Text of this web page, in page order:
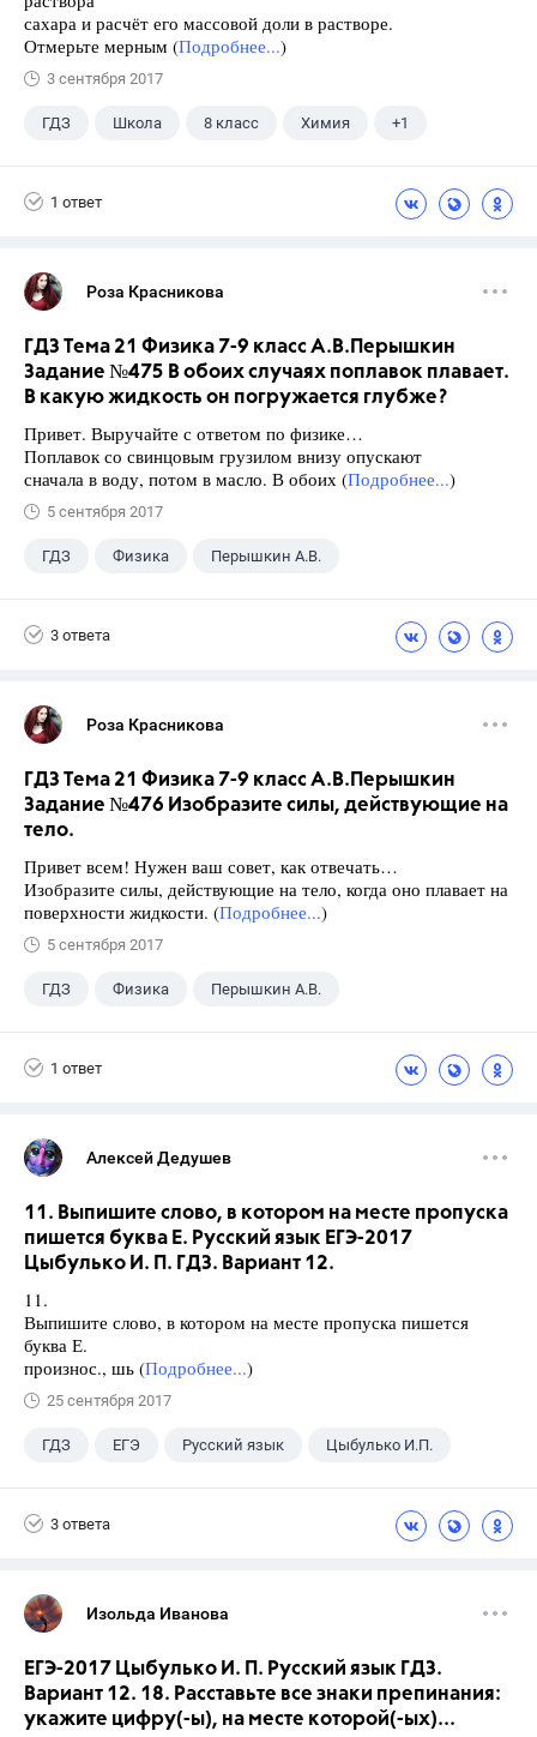
сахара и расчёт его массовой доли в растворе.
Отмерьте мерным (Подробнее...)
3 сентября 2017
ГДЗ Школа 8 класс Химия +1
1 ответ
Роза Красникова
ГДЗ Тема 21 Физика 7-9 класс А.В.Перышкин
Задание №475 В обоих случаях поплавок плавает.
В какую жидкость он погружается глубже?
Привет. Выручайте с ответом по физике…
Поплавок со свинцовым грузилом внизу опускают
сначала в воду, потом в масло. В обоих (Подробнее...)
5 сентября 2017
ГДЗ Физика Перышкин А.В.
3 ответа
Роза Красникова
ГДЗ Тема 21 Физика 7-9 класс А.В.Перышкин
Задание №476 Изобразите силы, действующие на
тело.
Привет всем! Нужен ваш совет, как отвечать…
Изобразите силы, действующие на тело, когда оно плавает на
поверхности жидкости. (Подробнее...)
5 сентября 2017
ГДЗ Физика Перышкин А.В.
1 ответ
Алексей Дедушев
11. Выпишите слово, в котором на месте пропуска
пишется буква Е. Русский язык ЕГЭ-2017
Цыбулько И. П. ГДЗ. Вариант 12.
11.
Выпишите слово, в котором на месте пропуска пишется
буква Е.
произнос., шь (Подробнее...)
25 сентября 2017
ГДЗ ЕГЭ Русский язык Цыбулько И.П.
3 ответа
Изольда Иванова
ЕГЭ-2017 Цыбулько И. П. Русский язык ГДЗ.
Вариант 12. 18. Расставьте все знаки препинания:
укажите цифру(-ы), на месте которой(-ых)...